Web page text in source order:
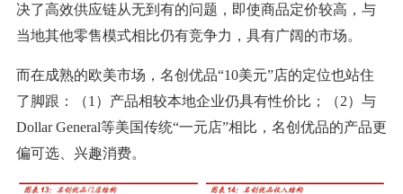
决了高效供应链从无到有的问题，即使商品定价较高，与
当地其他零售模式相比仍有竞争力，具有广阔的市场。
而在成熟的欧美市场，名创优品“10美元”店的定位也站住
了脚跟：（1）产品相较本地企业仍具有性价比；（2）与
Dollar General等美国传统“一元店”相比，名创优品的产品更
偏可选、兴趣消费。